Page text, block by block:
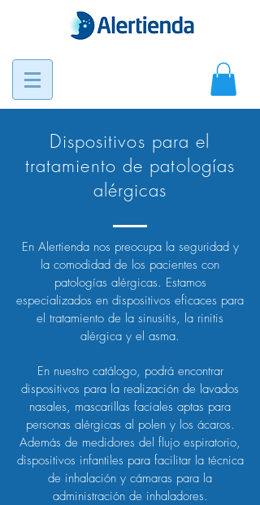
Dispositivos para el
tratamiento de patologías
alérgicas
En Alertienda nos preocupa la seguridad y
la comodidad de los pacientes con
patologías alérgicas. Estamos
especializados en dispositivos eficaces para
el tratamiento de la sinusitis, la rinitis
alérgica y el asma.
En nuestro catálogo, podrá encontrar
dispositivos para la realización de lavados
nasales, mascarillas faciales aptas para
personas alérgicas al polen y los ácaros.
Además de medidores del flujo espiratorio,
dispositivos infantiles para facilitar la técnica
de inhalación y cámaras para la
administración de inhaladores.